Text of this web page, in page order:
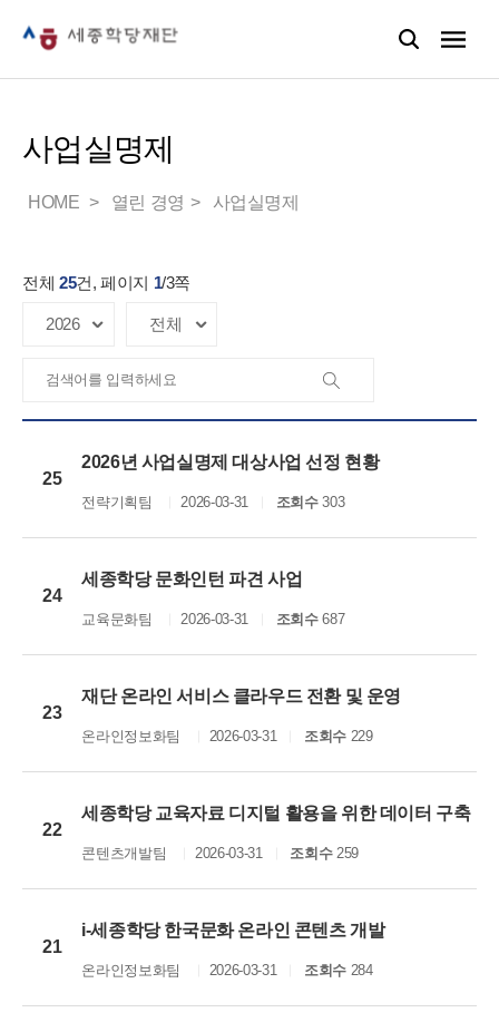
사업실명제
HOME 열린 경영 사업실명제
전체 25건, 페이지 1/3쪽
25
2026년 사업실명제 대상사업 선정 현황
전략기획팀 2026-03-31 조회수303
24
세종학당 문화인턴 파견 사업
교육문화팀 2026-03-31 조회수687
23
재단 온라인 서비스 클라우드 전환 및 운영
온라인정보화팀 2026-03-31 조회수 229
22
세종학당 교육자료 디지털 활용을 위한 데이터 구축
콘텐츠개발팀 2026-03-31 조회수259
21
i-세종학당 한국문화 온라인 콘텐츠 개발
온라인정보화팀 2026-03-31 조회수 284